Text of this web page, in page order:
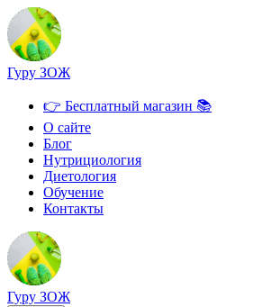
Перейти
к
содержимому
Гуру ЗОЖ
👉 Бесплатный магазин 📚
О сайте
Блог
Нутрициология
Диетология
Обучение
Контакты
Гуру ЗОЖ